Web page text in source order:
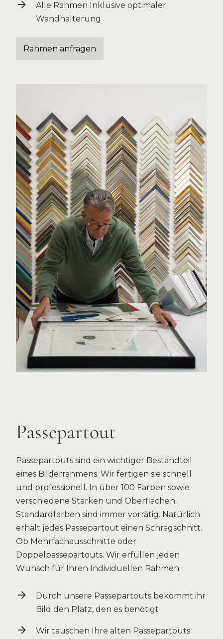
Alle Rahmen Inklusive optimaler
Wandhalterung
Rahmen anfragen
Passepartout
Passepartouts sind ein wichtiger Bestandteil
eines Bilderrahmens. Wir fertigen sie schnell
und professionell. In über 100 Farben sowie
verschiedene Stärken und Oberflächen.
Standardfarben sind immer vorrätig. Natürlich
erhält jedes Passepartout einen Schrägschnitt.
Ob Mehrfachausschnitte oder
Doppelpassepartouts. Wir erfüllen jeden
Wunsch für Ihren Individuellen Rahmen.
Durch unsere Passepartouts bekommt ihr
Bild den Platz, den es benötigt
Wir tauschen Ihre alten Passepartouts